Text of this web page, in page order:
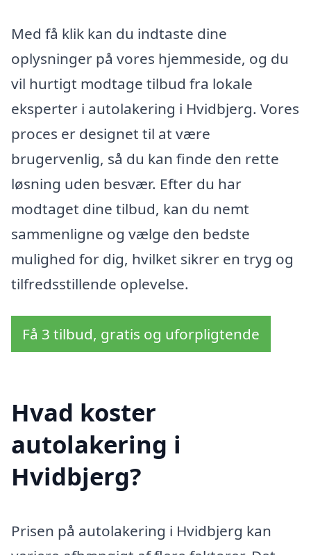
Med få klik kan du indtaste dine
oplysninger på vores hjemmeside, og du
vil hurtigt modtage tilbud fra lokale
eksperter i autolakering i Hvidbjerg. Vores
proces er designet til at være
brugervenlig, så du kan finde den rette
løsning uden besvær. Efter du har
modtaget dine tilbud, kan du nemt
sammenligne og vælge den bedste
mulighed for dig, hvilket sikrer en tryg og
tilfredsstillende oplevelse.
Få 3 tilbud, gratis og uforpligtende
Hvad koster
autolakering i
Hvidbjerg?
Prisen på autolakering i Hvidbjerg kan